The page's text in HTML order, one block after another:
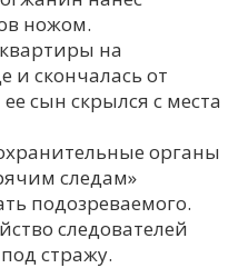
Т
У
ножом.
на
и скончалась от
сын скрылся с места
органы
следам»
подозреваемого.
следователей
стражу.